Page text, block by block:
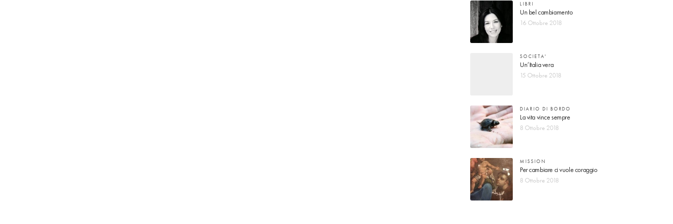
LIBRI
Un bel cambiamento
16 Ottobre 2018
SOCIETA'
Un’Italia vera
15 Ottobre 2018
DIARIO DI BORDO
La vita vince sempre
8 Ottobre 2018
MISSION
Per cambiare ci vuole coraggio
8 Ottobre 2018